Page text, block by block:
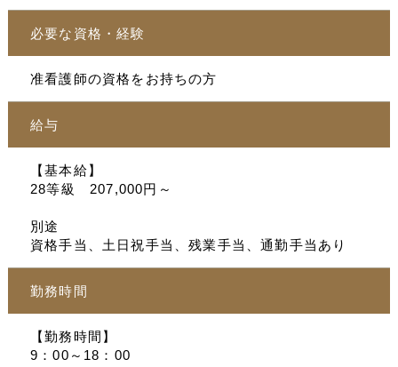
必要な資格・経験
准看護師の資格をお持ちの方
給与
【基本給】
28等級 207,000円～
別途
資格手当、土日祝手当、残業手当、通勤手当あり
勤務時間
【勤務時間】
9：00～18：00